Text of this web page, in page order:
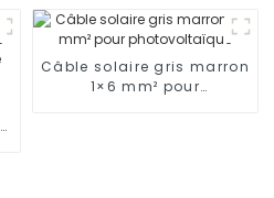
photovoltaïque à trois
voies Connecteur en T à
deux collecteurs
Adaptateur 1000 V
Câble solaire gris marron
1×6 mm² pour